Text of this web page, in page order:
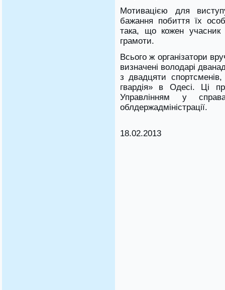
Мотивацією для
бажання побиття їх
така, що кожен
грамоти.
Всього ж організатори
визначені володарі
з двадцяти
гвардія» в Одесі. Ці
Управлінням у
облдержадміністрації.
18.02.2013